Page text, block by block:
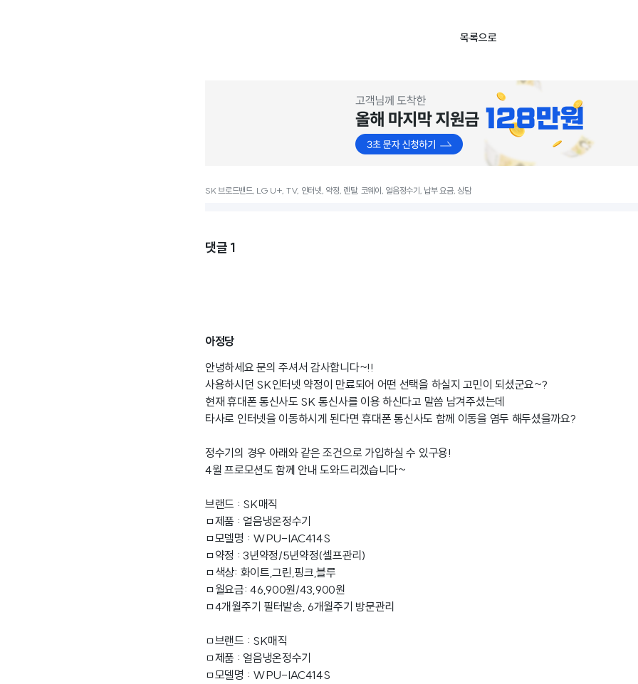
목록으로
SK 브로드밴드, LG U+, TV, 인터넷, 약정, 렌탈, 코웨이, 얼음정수기, 납부 요금, 상담
댓글 1
아정당
안녕하세요 문의 주셔서 감사합니다~!!
사용하시던 SK인터넷 약정이 만료되어 어떤 선택을 하실지 고민이 되셨군요~?
현재 휴대폰 통신사도 SK 통신사를 이용 하신다고 말씀 남겨주셨는데
타사로 인터넷을 이동하시게 된다면 휴대폰 통신사도 함께 이동을 염두 해두셨을까요?
정수기의 경우 아래와 같은 조건으로 가입하실 수 있구용!
4월 프로모션도 함께 안내 도와드리겠습니다~
브랜드 : SK매직
ㅁ제품 : 얼음냉온정수기
ㅁ모델명 : WPU-IAC414S
ㅁ약정 : 3년약정/5년약정(셀프관리)
ㅁ색상: 화이트,그린,핑크,블루
ㅁ월요금: 46,900원/43,900원
ㅁ4개월주기 필터발송, 6개월주기 방문관리
ㅁ브랜드 : SK매직
ㅁ제품 : 얼음냉온정수기
ㅁ모델명 : WPU-IAC414S